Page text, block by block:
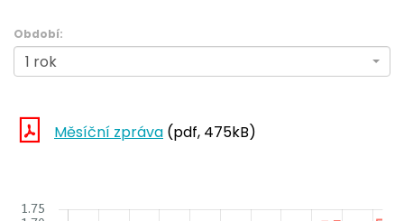
Období:
1 rok
Měsíční zpráva (pdf, 475kB)